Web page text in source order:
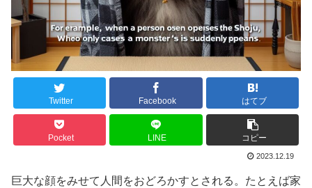
Twitter Facebook はてブ
Pocket LINE コピー
2023.12.19
巨大な顔をみせて人間をおどろかすとされる。たとえば家